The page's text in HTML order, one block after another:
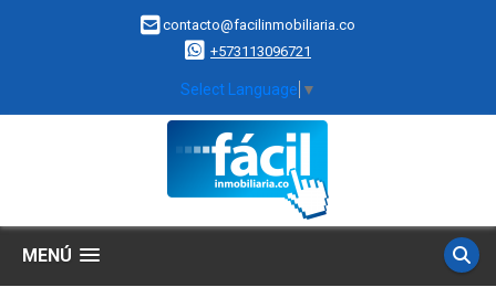
contacto@facilinmobiliaria.co
+573113096721
Select Language ▼
MENÚ